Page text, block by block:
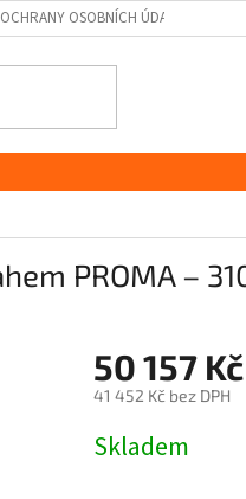
OSOBNÍCH ÚDAJŮ GDPR
PROMA –
50 157 Kč
41 452 Kč bez DPH
cena:
Skladem